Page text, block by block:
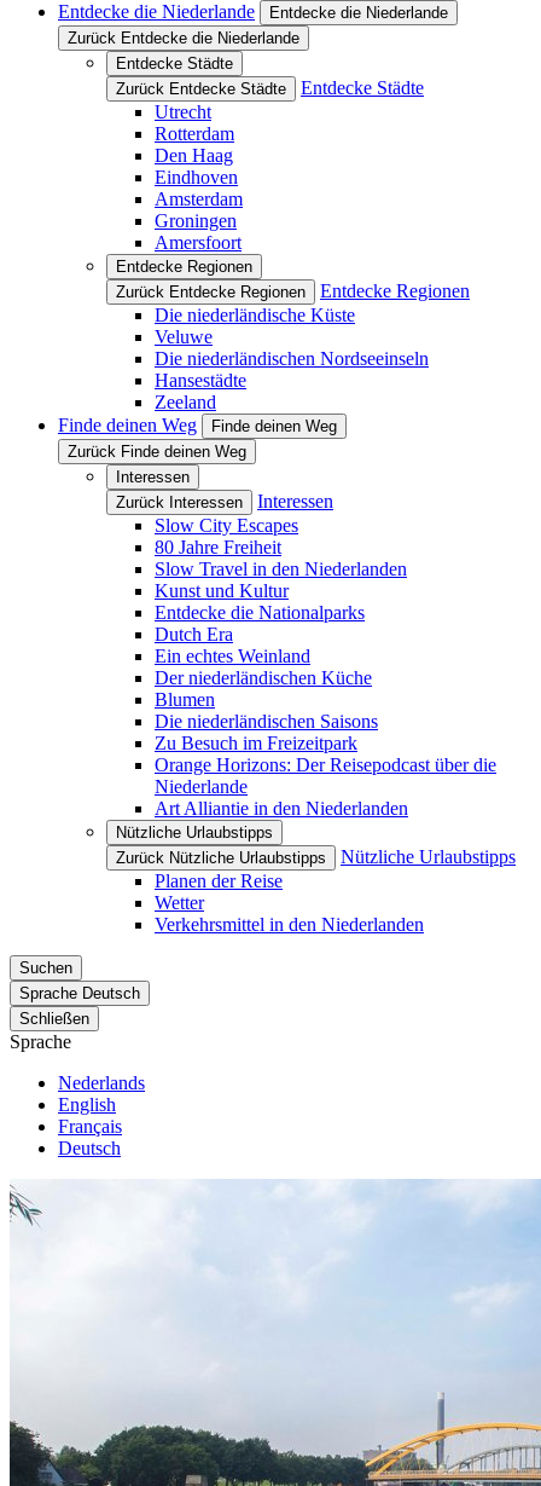
Entdecke die Niederlande
Entdecke die Niederlande
Zurück Entdecke die Niederlande
Entdecke Städte
Zurück Entdecke Städte
Entdecke Städte
Utrecht
Rotterdam
Den Haag
Eindhoven
Amsterdam
Groningen
Amersfoort
Entdecke Regionen
Zurück Entdecke Regionen
Entdecke Regionen
Die niederländische Küste
Veluwe
Die niederländischen Nordseeinseln
Hansestädte
Zeeland
Finde deinen Weg
Finde deinen Weg
Zurück Finde deinen Weg
Interessen
Zurück Interessen
Interessen
Slow City Escapes
80 Jahre Freiheit
Slow Travel in den Niederlanden
Kunst und Kultur
Entdecke die Nationalparks
Dutch Era
Ein echtes Weinland
Der niederländischen Küche
Blumen
Die niederländischen Saisons
Zu Besuch im Freizeitpark
Orange Horizons: Der Reisepodcast über die
Niederlande
Art Alliantie in den Niederlanden
Nützliche Urlaubstipps
Zurück Nützliche Urlaubstipps
Nützliche Urlaubstipps
Planen der Reise
Wetter
Verkehrsmittel in den Niederlanden
Suchen
Sprache Deutsch
Schließen
Sprache
Nederlands
English
Français
Deutsch